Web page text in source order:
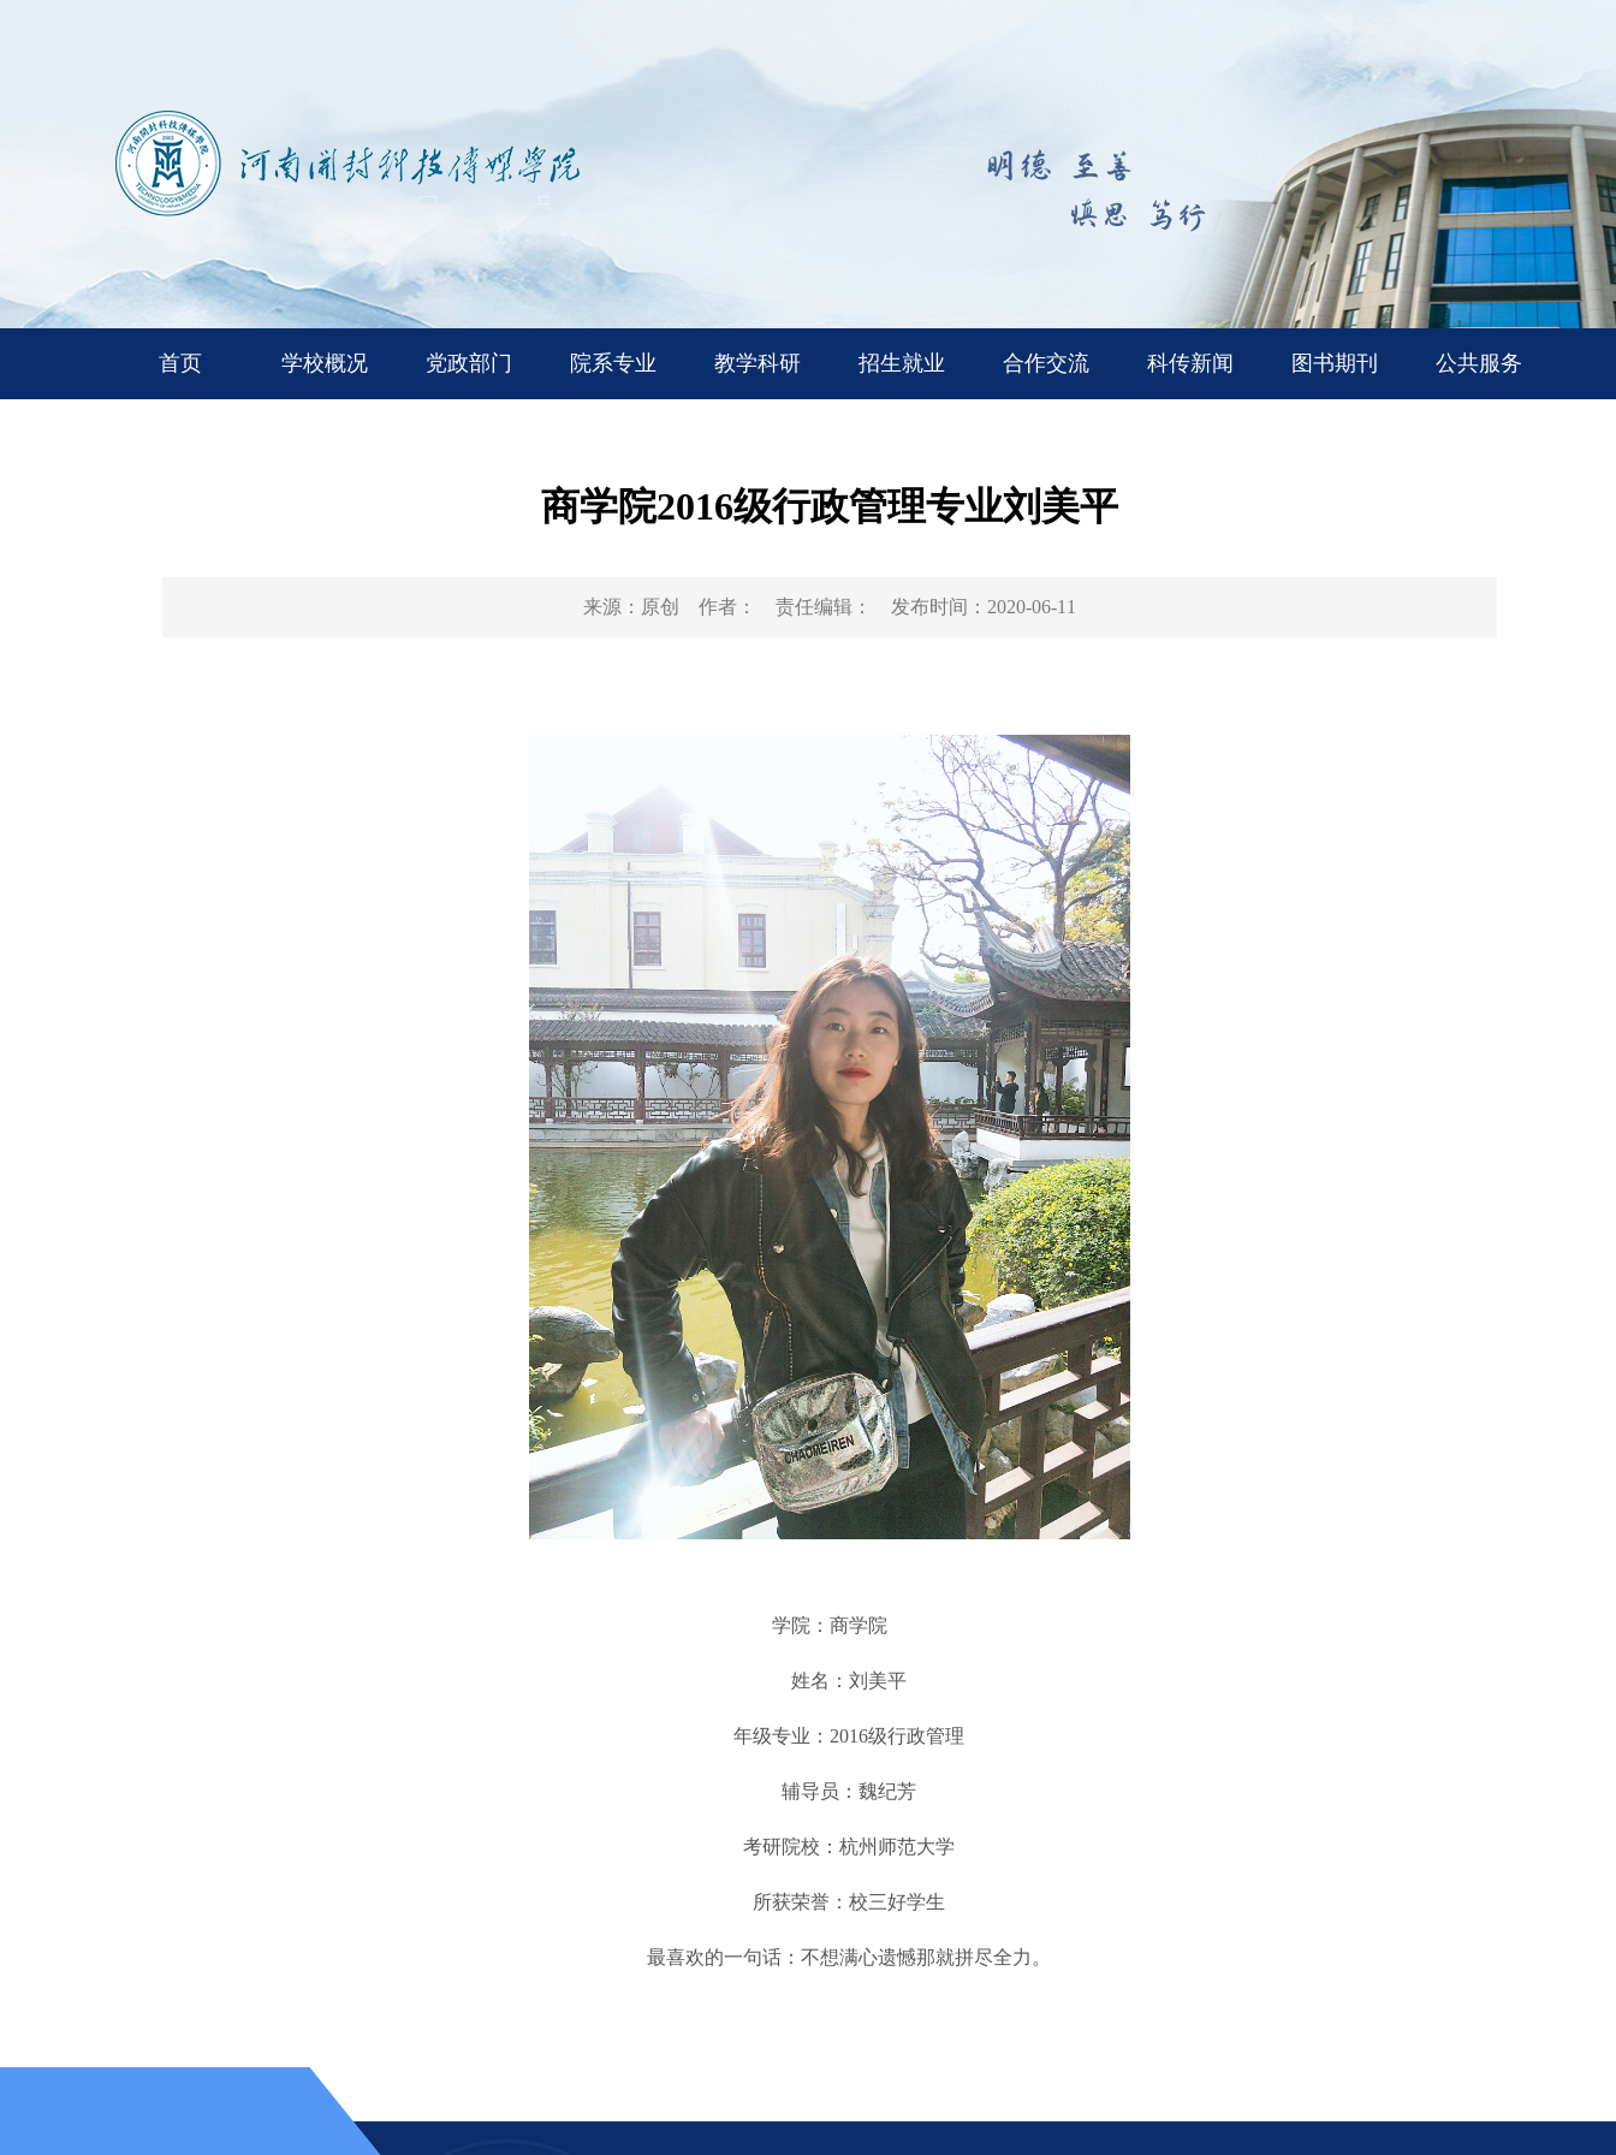
首页 学校概况 党政部门 院系专业 教学科研 招生就业 合作交流 科传新闻 图书期刊 公共服务
商学院2016级行政管理专业刘美平
来源： 原创 作者： 责任编辑： 发布时间： 2020-06-11
学院：商学院
姓名：刘美平
年级专业：2016级行政管理
辅导员：魏纪芳
考研院校：杭州师范大学
所获荣誉：校三好学生
最喜欢的一句话：不想满心遗憾那就拼尽全力。